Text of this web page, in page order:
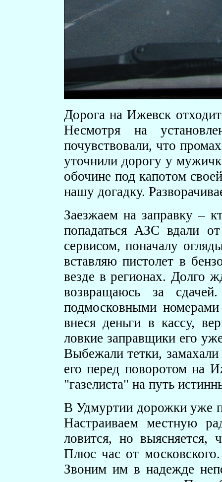
Дорога на Ижевск
Несмотря на
почувствовали, что
уточнили дорогу у
обочине под капотом
нашу догадку.
Заезжаем на заправку –
попадаться АЗС вдали
сервисом, поначалу
вставляю пистолет в
везде в регионах. Долго
возвращаюсь за
подмосковными
внеся деньги в кассу,
ловкие заправщики его
Выбежали тетки,
его перед поворотом на
"газелиста" на путь
В Удмуртии дорожки уже
Настраиваем местную
ловится, но выясняется,
Плюс час от
Звоним им в надежде